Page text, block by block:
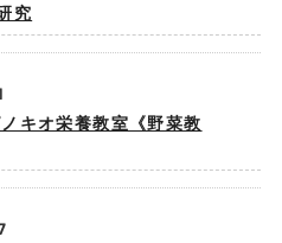
究
ノキオ栄養教室《野菜教